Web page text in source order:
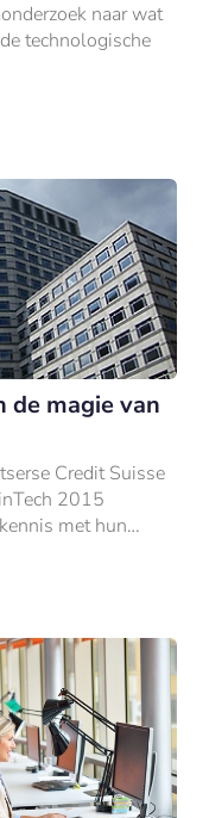
naar wat
technologische
de magie van
Credit Suisse
2015
met hun